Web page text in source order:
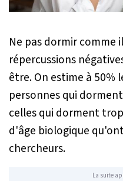
Ne pas dormir comme
répercussions
être. On estime à 50%
personnes qui
celles qui dorment
d'âge biologique
chercheurs.
La suite